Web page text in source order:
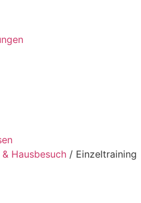
Hausbesuch / Einzeltraining